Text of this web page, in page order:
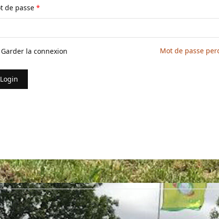
de passe*
Garder la connexion Mot de passe
Login